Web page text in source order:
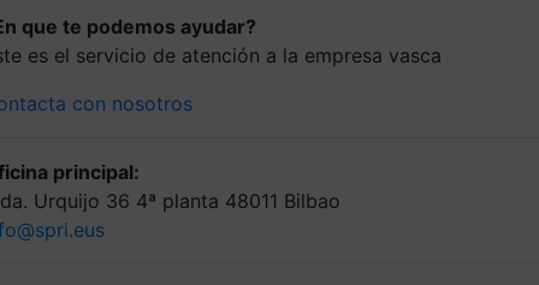
que te podemos ayudar?
es el servicio de atención a la empresa vasca
con nosotros
principal:
Urquijo 36 4ª planta 48011 Bilbao